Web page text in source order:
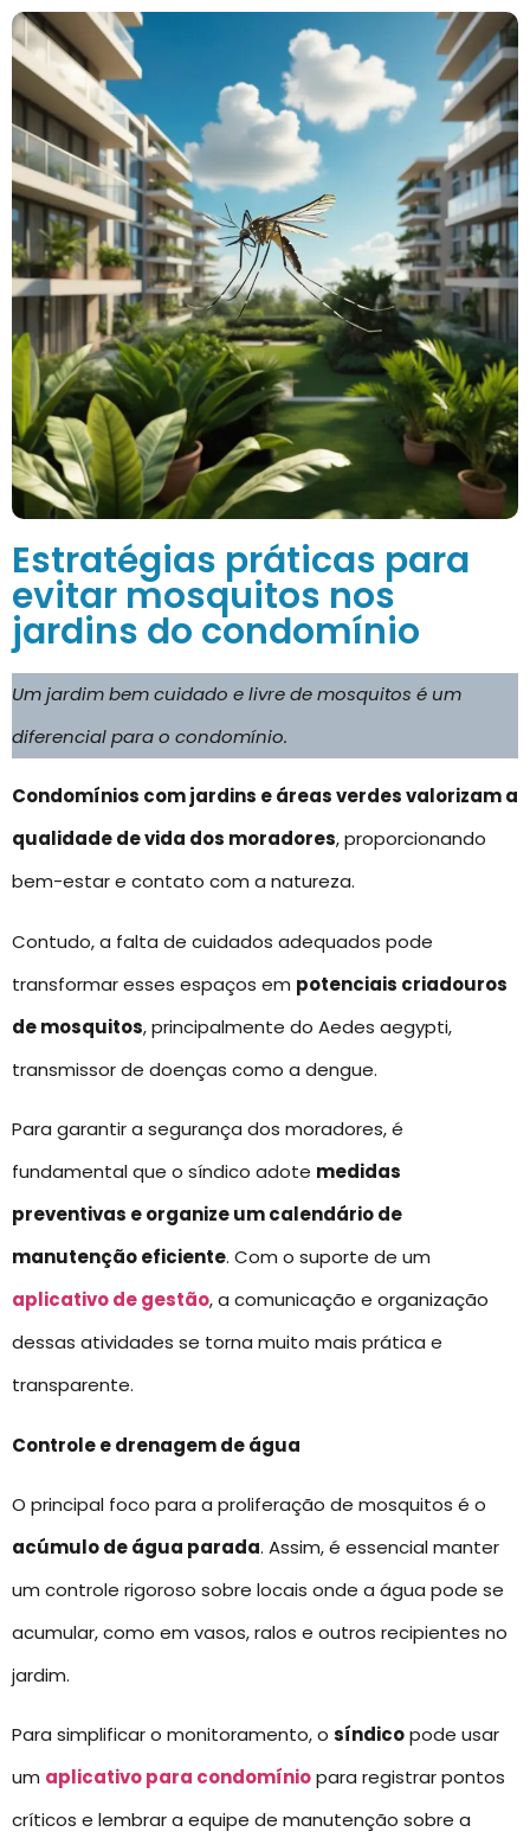
Estratégias práticas para
evitar mosquitos nos
jardins do condomínio
Um jardim bem cuidado e livre de mosquitos é um
diferencial para o condomínio.
Condomínios com jardins e áreas verdes valorizam a
qualidade de vida dos moradores, proporcionando
bem-estar e contato com a natureza.
Contudo, a falta de cuidados adequados pode
transformar esses espaços em potenciais criadouros
de mosquitos, principalmente do Aedes aegypti,
transmissor de doenças como a dengue.
Para garantir a segurança dos moradores, é
fundamental que o síndico adote medidas
preventivas e organize um calendário de
manutenção eficiente. Com o suporte de um
aplicativo de gestão, a comunicação e organização
dessas atividades se torna muito mais prática e
transparente.
Controle e drenagem de água
O principal foco para a proliferação de mosquitos é o
acúmulo de água parada. Assim, é essencial manter
um controle rigoroso sobre locais onde a água pode se
acumular, como em vasos, ralos e outros recipientes no
jardim.
Para simplificar o monitoramento, o síndicopode usar
um aplicativo para condomíniopara registrar pontos
críticos e lembrar a equipe de manutenção sobre a